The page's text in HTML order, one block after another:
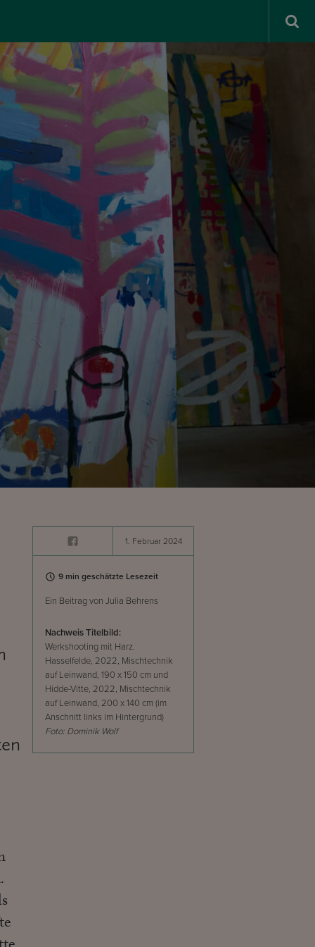
1. Februar 2024
9 min geschätzte Lesezeit
Ein Beitrag von Julia Behrens
Nachweis Titelbild:
Werkshooting mit Harz.
Hasselfelde, 2022, Mischtechnik
auf Leinwand, 190 x 150 cm und
Hidde-Vitte, 2022, Mischtechnik
auf Leinwand, 200 x 140 cm (im
Anschnitt links im Hintergrund)
Foto: Dominik Wolf